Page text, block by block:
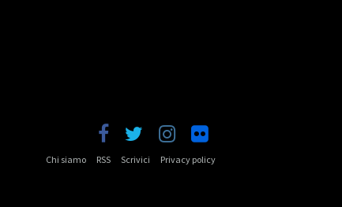
Chi siamo RSS Scrivici Privacy policy